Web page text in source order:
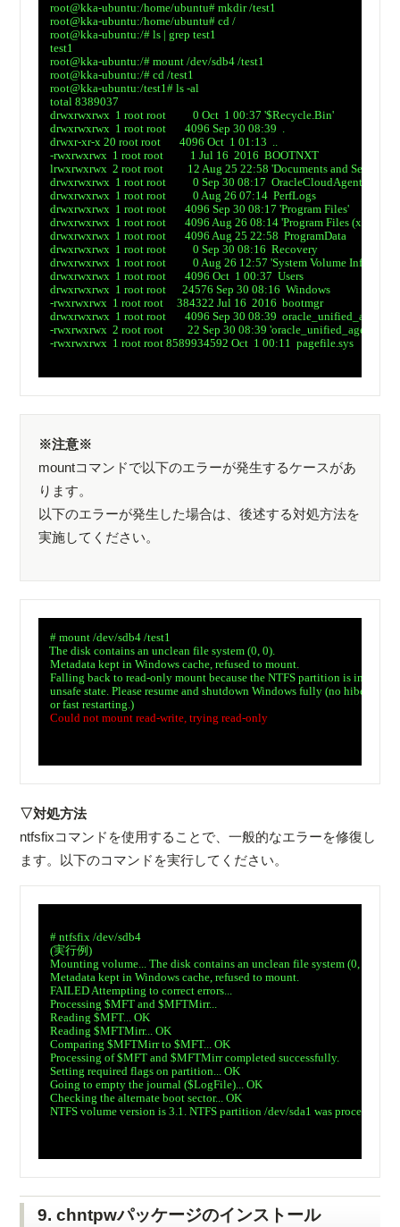
root@kka-ubuntu:/home/ubuntu# mkdir /test1
root@kka-ubuntu:/home/ubuntu# cd /
root@kka-ubuntu:/# ls | grep test1
test1
root@kka-ubuntu:/# mount /dev/sdb4 /test1
root@kka-ubuntu:/# cd /test1
root@kka-ubuntu:/test1# ls -al
total 8389037
drwxrwxrwx  1 root root          0 Oct  1 00:37 '$Recycle.Bin'
drwxrwxrwx  1 root root       4096 Sep 30 08:39  .
drwxr-xr-x 20 root root       4096 Oct  1 01:13  ..
-rwxrwxrwx  1 root root          1 Jul 16  2016  BOOTNXT
lrwxrwxrwx  2 root root         12 Aug 25 22:58 'Documents and Settings' -
drwxrwxrwx  1 root root          0 Sep 30 08:17  OracleCloudAgent
drwxrwxrwx  1 root root          0 Aug 26 07:14  PerfLogs
drwxrwxrwx  1 root root       4096 Sep 30 08:17 'Program Files'
drwxrwxrwx  1 root root       4096 Aug 26 08:14 'Program Files (x86)'
drwxrwxrwx  1 root root       4096 Aug 25 22:58  ProgramData
drwxrwxrwx  1 root root          0 Sep 30 08:16  Recovery
drwxrwxrwx  1 root root          0 Aug 26 12:57 'System Volume
drwxrwxrwx  1 root root       4096 Oct  1 00:37  Users
drwxrwxrwx  1 root root      24576 Sep 30 08:16  Windows
-rwxrwxrwx  1 root root     384322 Jul 16  2016  bootmgr
drwxrwxrwx  1 root root       4096 Sep 30 08:39  oracle_unified_agent
-rwxrwxrwx  2 root root         22 Sep 30 08:39
-rwxrwxrwx  1 root root 8589934592 Oct  1 00:11  pagefile.sys
※注意※
mountコマンドで以下のエラーが発生するケースがあ
ります。
以下のエラーが発生した場合は、後述する対処方法を
実施してください。
# mount /dev/sdb4 /test1
The disk contains an unclean file system (0, 0).
Metadata kept in Windows cache, refused to mount.
Falling back to read-only mount because the NTFS partition is in an
unsafe state. Please resume and shutdown Windows fully (no hibernation
or fast restarting.)
Could not mount read-write, trying read-only
▽対処方法
ntfsfixコマンドを使用することで、一般的なエラーを修復し
ます。以下のコマンドを実行してください。
# ntfsfix /dev/sdb4
(実行例)
Mounting volume... The disk contains an unclean file system (0, 0).
Metadata kept in Windows cache, refused to mount.
FAILED Attempting to correct errors...
Processing $MFT and $MFTMirr...
Reading $MFT... OK
Reading $MFTMirr... OK
Comparing $MFTMirr to $MFT... OK
Processing of $MFT and $MFTMirr completed successfully.
Setting required flags on partition... OK
Going to empty the journal ($LogFile)... OK
Checking the alternate boot sector... OK
NTFS volume version is 3.1. NTFS partition /dev/sda1 was processed
9. chntpwパッケージのインストール